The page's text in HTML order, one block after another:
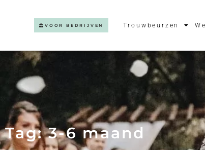
VOOR BEDRIJVEN Trouwbeurzen
Tag: 3-6 maand